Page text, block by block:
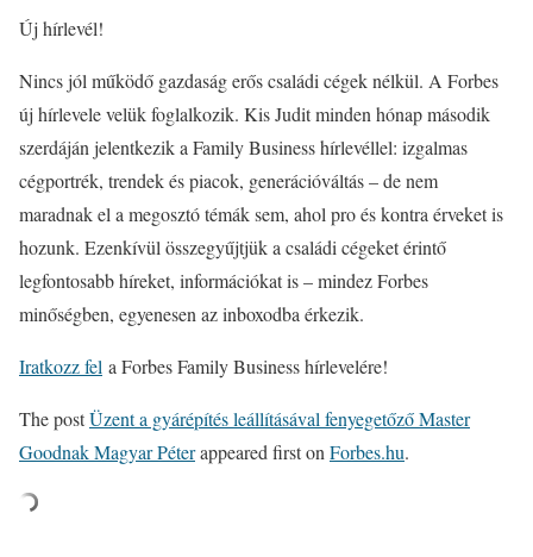
Új hírlevél!
Nincs jól működő gazdaság erős családi cégek nélkül. A Forbes
új hírlevele velük foglalkozik. Kis Judit minden hónap második
szerdáján jelentkezik a Family Business hírlevéllel: izgalmas
cégportrék, trendek és piacok, generációváltás – de nem
maradnak el a megosztó témák sem, ahol pro és kontra érveket is
hozunk. Ezenkívül összegyűjtjük a családi cégeket érintő
legfontosabb híreket, információkat is – mindez Forbes
minőségben, egyenesen az inboxodba érkezik.
Iratkozz fel a Forbes Family Business hírlevelére!
The postÜzent a gyárépítés leállításával fenyegetőző Master
Goodnak Magyar Péterappeared first on Forbes.hu.